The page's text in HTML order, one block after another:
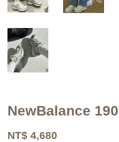
NewBalance
NT$ 4,680